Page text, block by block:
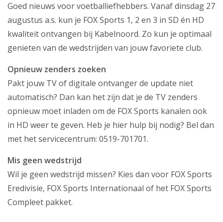
Zakelijk
Mijn webmail
Goed nieuws voor voetballiefhebbers. Vanaf dinsdag 27
augustus a.s. kun je FOX Sports 1, 2 en 3 in SD én HD
kwaliteit ontvangen bij Kabelnoord. Zo kun je optimaal
genieten van de wedstrijden van jouw favoriete club.
Opnieuw zenders zoeken
Pakt jouw TV of digitale ontvanger de update niet
automatisch? Dan kan het zijn dat je de TV zenders
opnieuw moet inladen om de FOX Sports kanalen ook
in HD weer te geven. Heb je hier hulp bij nodig? Bel dan
met het servicecentrum: 0519-701701.
Mis geen wedstrijd
Wil je geen wedstrijd missen? Kies dan voor FOX Sports
Eredivisie, FOX Sports Internationaal of het FOX Sports
Compleet pakket.